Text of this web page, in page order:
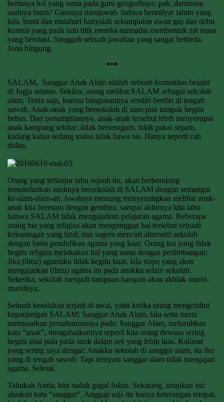
bertanya hal yang sama pada guru geografinya: pak, darimana
asalnya bumi? Gurunya menjawab bahwa bermilyar tahun yang
lalu, bumi dan matahari hanyalah sekumpulan awan gas dan debu
kosmis yang pada satu titik mereka memadat membentuk zat masa
yang berotasi. Sungguh sebuah jawaban yang sangat berbeda.
Jono bingung.
***
SALAM, Sanggar Anak Alam adalah sebuah komunitas belajar
di Jogja selatan. Sekilas, orang melihat SALAM sebagai sekolah
alam. Tentu saja, karena bangunannya sendiri berdiri di tengah
sawah. Anak-anak yang bersekolah di sana pun tampak begitu
bebas. Dari penampilannya, anak-anak tersebut lebih menyerupai
anak kampung sekitar: tidak berseragam, tidak pakai sepatu,
kadang kalau sedang malas tidak bawa tas. Hanya seperti cah
dolan.
Orang yang terlanjur tahu sejauh itu, akan berbondong
mendaftarkan anaknya bersekolah di SALAM dengan semangat
ke-alam-alam-an. Awalnya memang menyenangkan melihat anak-
anak kita bermain dengan gembira, sampai akhirnya kita tahu
bahwa SALAM tidak mengajarkan pelajaran agama. Beberapa
orang tua yang religius akan menganggap hal tersebut sebuah
kekurangan yang fatal, dan segera mencari alternatif sekolah
dengan basis pendidikan agama yang kuat. Orang tua yang tidak
begitu religius melakukan hal yang sama dengan pertimbangan:
Jika (ilmu) agamaku tidak begitu kuat, lalu siapa yang akan
mengajarkan (ilmu) agama itu pada anakku selain sekolah.
Seketika, sekolah menjadi tumpuan harapan akan akhlak murid-
muridnya.
Sebuah kesalahan terjadi di awal, yaitu ketika orang mengetahui
kepanjangan SALAM: Sanggar Anak Alam, lalu serta merta
memusatkan pemahamannya pada: Sanggar Alam, meluruhkan
kata “anak”, mengabaikannya seperti kita orang dewasa sering
begitu abai pula pada anak dalam arti yang lebih luas. Kalimat
yang sering saya dengar: Anakku sekolah di sanggar alam, itu lho
yang di tengah sawah. Tapi ternyata sanggar alam tidak mengajari
agama. Selesai.
Tahukah Anda, kita sudah gagal fokus. Sekarang, terapkan ini:
abaikan kata “sanggar”. Anggap saja itu hanya keterangan tempat.